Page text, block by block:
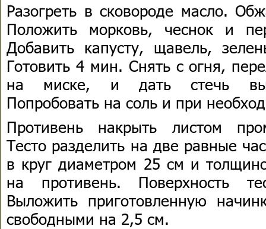
Разогреть в сковороде масло.
Положить морковь, чеснок и
Добавить капусту, щавель,
Готовить 4 мин. Снять с огня,
на миске, и дать стечь
Попробовать на соль и при
Противень накрыть листом
Тесто разделить на две равные
в круг диаметром 25 см и
на противень. Поверхность
Выложить приготовленную
свободными на 2,5 см.